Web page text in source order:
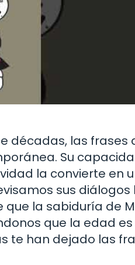
décadas, las
Su
la convierte en
sus
que la sabiduría de
que la edad
te han dejado las